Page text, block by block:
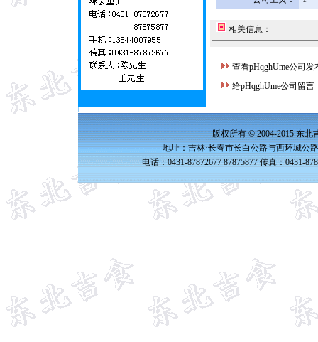
相关信息：
查看pHqghUme公司发
给pHqghUme公司留言
版权所有 © 2004-2015 东北
地址：吉林·长春市长白公路与西环城公
电话：0431-87872677 87875877 传真：0431-